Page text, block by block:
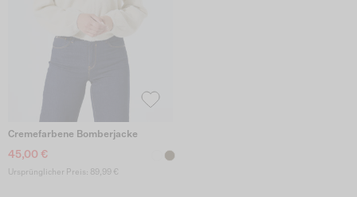
Cremefarbene Bomberjacke
45,00 €
Ursprünglicher Preis: 89,99 €